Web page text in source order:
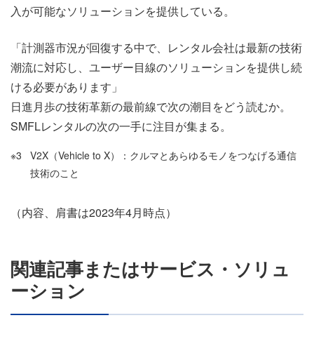
入が可能なソリューションを提供している。
「計測器市況が回復する中で、レンタル会社は最新の技術
潮流に対応し、ユーザー目線のソリューションを提供し続
ける必要があります」
日進月歩の技術革新の最前線で次の潮目をどう読むか。
SMFLレンタルの次の一手に注目が集まる。
※3
V2X（Vehicle to X）：クルマとあらゆるモノをつなげる通信
技術のこと
（内容、肩書は2023年4月時点）
関連記事またはサービス・ソリュ
ーション